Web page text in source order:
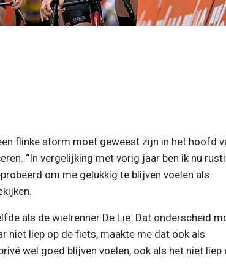
flinke storm moet geweest zijn in het hoofd
“In vergelijking met vorig jaar ben ik nu
om me gelukkig te blijven voelen als
als de wielrenner De Lie. Dat onderscheid
niet liep op de fiets, maakte me dat ook als
wel goed blijven voelen, ook als het niet liep